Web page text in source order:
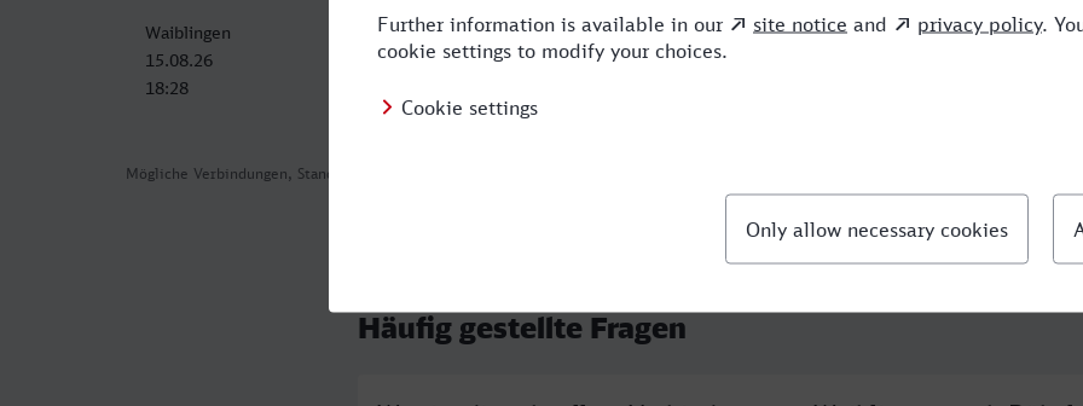
Mögliche Verbindungen, Stand: 2026-08-01 05:42
Waiblingen
15.08.26
18:28
Döbeln Hbf
16.08.26
11:16 3 ARV,ICE,MRB
Häufig gestellte Fragen